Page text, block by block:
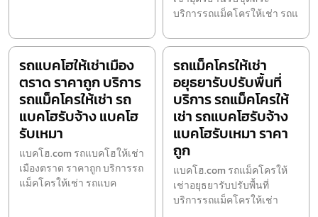
บริการรถแม็คโครให้เช่า รถแ
รถแบคโฮให้เช่าเมือง
ตราด ราคาถูก บริการ
รถแม็คโครให้เช่า รถ
แบคโฮรับจ้าง แบคโฮ
รับเหมา
แบคโฮ.com รถแบคโฮให้เช่า
เมืองตราด ราคาถูก บริการรถ
แม็คโครให้เช่า รถแบค
รถแม็คโครให้เช่า
อยุธยารับปรับพื้นที่
บริการ รถแม็คโครให้
เช่า รถแบคโฮรับจ้าง
แบคโฮรับเหมา ราคา
ถูก
แบคโฮ.com รถแม็คโครให้
เช่าอยุธยารับปรับพื้นที่
บริการรถแม็คโครให้เช่า